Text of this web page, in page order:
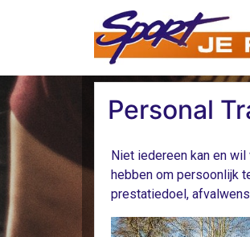
Personal
Niet iedereen kan en
hebben om persoonlijk
prestatiedoel,